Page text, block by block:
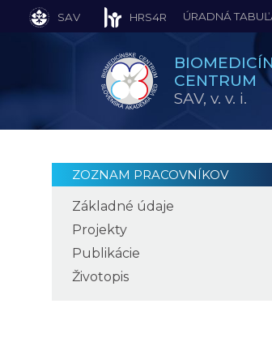
CENTRUM
SAV, v. v. i.
SAV HRS4R ÚRADNÁ
ZOZNAM PRACOVNÍKOV
Základné údaje
Projekty
Publikácie
Životopis